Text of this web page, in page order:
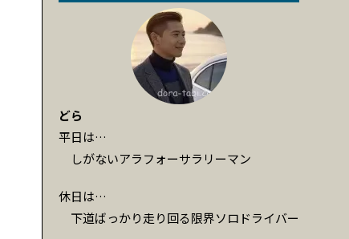
どら
平日は…
しがないアラフォーサラリーマン
休日は…
下道ばっかり走り回る限界ソロドライバー